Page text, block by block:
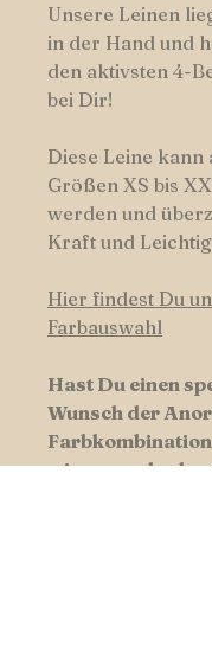
Unsere Leinen
in der Hand und
den aktivsten 4-
bei Dir!
Diese Leine kann
Größen XS bis
werden und
Kraft und
Hier findest Du
Farbauswahl
Hast Du einen
Wunsch der
Farbkombination
wissen und